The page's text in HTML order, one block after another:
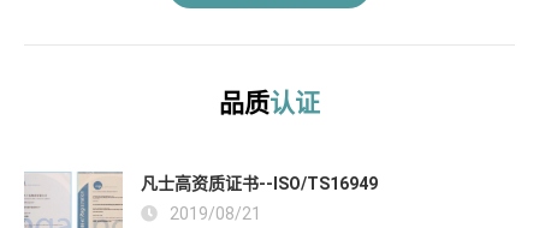
品质认证
凡士高资质证书--ISO/TS16949
2019/08/21